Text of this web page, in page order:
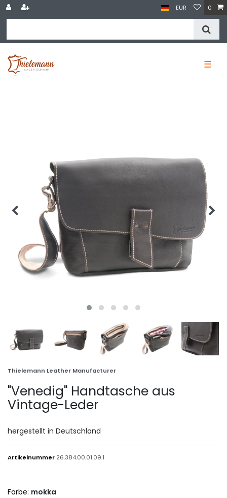
EUR 0
☰
Thielemann Leather Manufacturer
"Venedig" Handtasche aus
Vintage-Leder
hergestellt in Deutschland
Artikelnummer 26.384.00.01.09.1
Farbe: mokka